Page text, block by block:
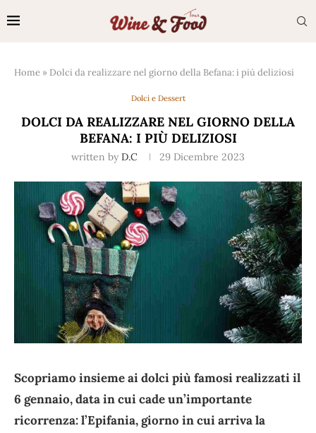
Home » Dolci da realizzare nel giorno della Befana: i più deliziosi
Dolci e Dessert
DOLCI DA REALIZZARE NEL GIORNO DELLA
BEFANA: I PIÙ DELIZIOSI
written by D.C 29 Dicembre 2023
Scopriamo insieme ai dolci più famosi realizzati il
6 gennaio, data in cui cade un’importante
ricorrenza: l’Epifania, giorno in cui arriva la